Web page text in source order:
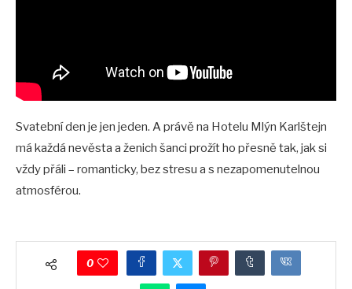
Svatební den je jen jeden. A právě na Hotelu Mlýn Karlštejn
má každá nevěsta a ženich šanci prožít ho přesně tak, jak si
vždy přáli – romanticky, bez stresu a s nezapomenutelnou
atmosférou.
0